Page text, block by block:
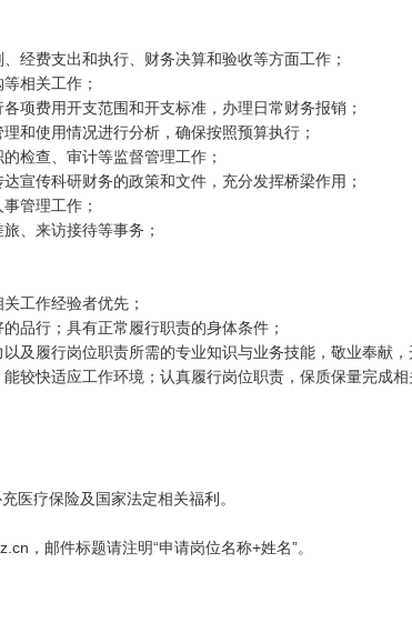
经费支出和执行、财务决算和验收等方面工作；
相关工作；
项费用开支范围和开支标准，办理日常财务报销；
和使用情况进行分析，确保按照预算执行；
检查、审计等监督管理工作；
宣传科研财务的政策和文件，充分发挥桥梁作用；
管理工作；
、来访接待等事务；
工作经验者优先；
品行；具有正常履行职责的身体条件；
及履行岗位职责所需的专业知识与业务技能，敬业奉献，
较快适应工作环境；认真履行岗位职责，保质保量完成
医疗保险及国家法定相关福利。
， 邮件标题请注明“申请岗位名称+姓名”。